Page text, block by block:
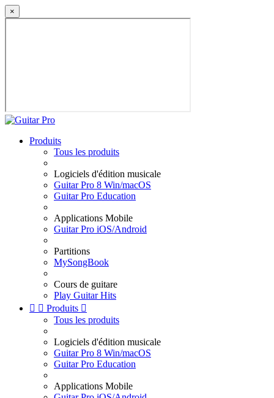
×
Produits
Tous les produits
Logiciels d'édition musicale
Guitar Pro 8 Win/macOS
Guitar Pro Education
Applications Mobile
Guitar Pro iOS/Android
Partitions
MySongBook
Cours de guitare
Play Guitar Hits
  Produits 
Tous les produits
Logiciels d'édition musicale
Guitar Pro 8 Win/macOS
Guitar Pro Education
Applications Mobile